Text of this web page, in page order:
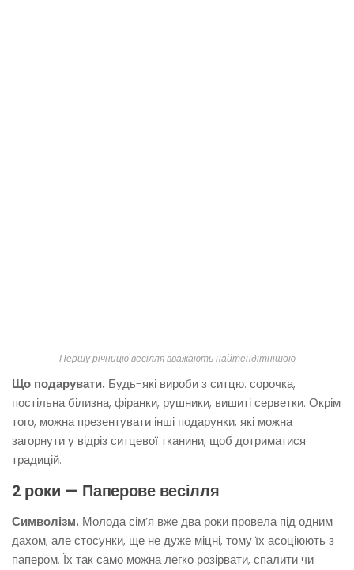
Першу річницю весілля вважають найтендітнішою
Що подарувати. Будь-які вироби з ситцю: сорочка,
постільна білизна, фіранки, рушники, вишиті серветки. Окрім
того, можна презентувати інші подарунки, які можна
загорнути у відріз ситцевої тканини, щоб дотриматися
традицій.
2 роки — Паперове весілля
Символізм. Молода сім’я вже два роки провела під одним
дахом, але стосунки, ще не дуже міцні, тому їх асоціюють з
папером. Їх так само можна легко розірвати, спалити чи